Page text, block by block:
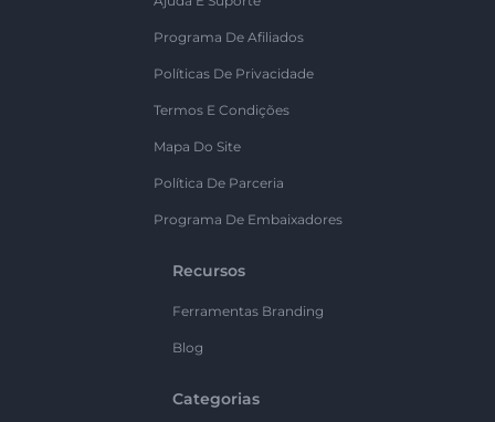
Programa De Afiliados
Políticas De Privacidade
Termos E Condições
Mapa Do Site
Política De Parceria
Programa De Embaixadores
Recursos
Ferramentas Branding
Blog
Categorias